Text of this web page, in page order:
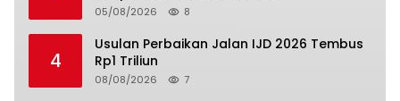
05/08/2026 8
4
Usulan Perbaikan Jalan IJD 2026 Tembus
Rp1 Triliun
08/08/2026 7